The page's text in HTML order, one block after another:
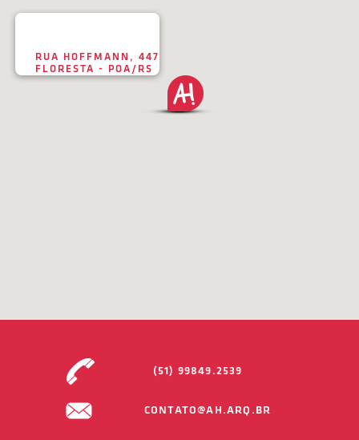
RUA HOFFMANN, 447
FLORESTA - POA/RS
(51) 99849.2539
CONTATO@AH.ARQ.BR